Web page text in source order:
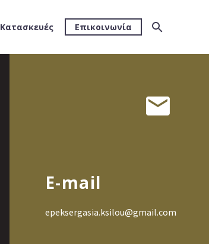
Κατασκευές Επικοινωνία


E-mail
epeksergasia.ksilou@gmail.com